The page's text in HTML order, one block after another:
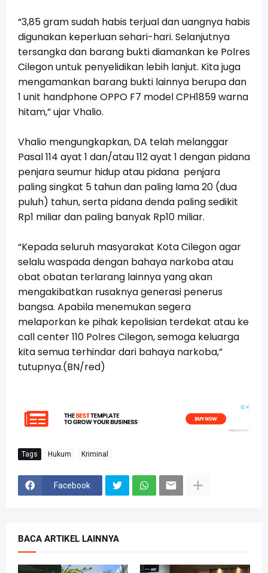
“3,85 gram sudah habis terjual dan uangnya habis
digunakan keperluan sehari-hari. Selanjutnya
tersangka dan barang bukti diamankan ke Polres
Cilegon untuk penyelidikan lebih lanjut. Kita juga
mengamankan barang bukti lainnya berupa dan
1 unit handphone OPPO F7 model CPH1859 warna
hitam,” ujar Vhalio.
Vhalio mengungkapkan, DA telah melanggar
Pasal 114 ayat 1 dan/atau 112 ayat 1 dengan pidana
penjara seumur hidup atau pidana penjara
paling singkat 5 tahun dan paling lama 20 (dua
puluh) tahun, serta pidana denda paling sedikit
Rp1 miliar dan paling banyak Rp10 miliar.
“Kepada seluruh masyarakat Kota Cilegon agar
selalu waspada dengan bahaya narkoba atau
obat obatan terlarang lainnya yang akan
mengakibatkan rusaknya generasi penerus
bangsa. Apabila menemukan segera
melaporkan ke pihak kepolisian terdekat atau ke
call center 110 Polres Cilegon, semoga keluarga
kita semua terhindar dari bahaya narkoba,”
tutupnya.(BN/red)
Tags Hukum Kriminal
Facebook
BACA ARTIKEL LAINNYA